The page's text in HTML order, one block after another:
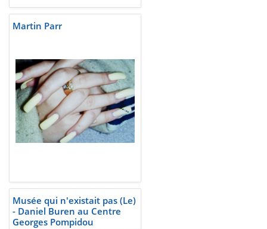
Martin Parr
Musée qui n'existait pas (Le)
- Daniel Buren au Centre
Georges Pompidou